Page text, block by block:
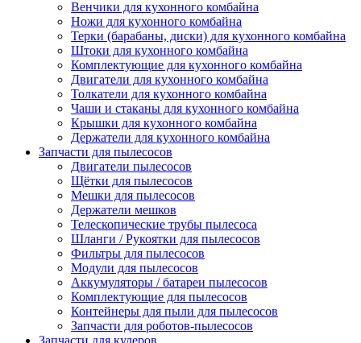
Венчики для кухонного комбайна
Ножи для кухонного комбайна
Терки (барабаны, диски) для кухонного комбайна
Штоки для кухонного комбайна
Комплектующие для кухонного комбайна
Двигатели для кухонного комбайна
Толкатели для кухонного комбайна
Чаши и стаканы для кухонного комбайна
Крышки для кухонного комбайна
Держатели для кухонного комбайна
Запчасти для пылесосов
Двигатели пылесосов
Щётки для пылесосов
Мешки для пылесосов
Держатели мешков
Телескопические трубы пылесоса
Шланги / Рукоятки для пылесосов
Фильтры для пылесосов
Модули для пылесосов
Аккумуляторы / батареи пылесосов
Комплектующие для пылесосов
Контейнеры для пыли для пылесосов
Запчасти для роботов-пылесосов